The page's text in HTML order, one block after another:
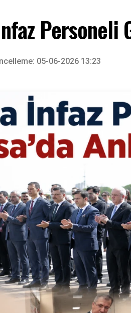
Personeli
05-06-2026 13:23